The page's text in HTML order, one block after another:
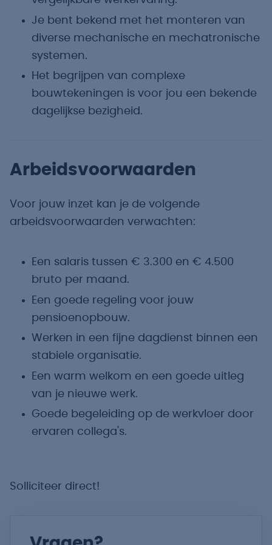
Je bent bekend met het monteren van
diverse mechanische en mechatronische
systemen.
Het begrijpen van complexe
bouwtekeningen is voor jou een bekende
dagelijkse bezigheid.
Arbeidsvoorwaarden
Voor jouw inzet kan je de volgende
arbeidsvoorwaarden verwachten:
Een salaris tussen € 3.300 en € 4.500
bruto per maand.
Een goede regeling voor jouw
pensioenopbouw.
Werken in een fijne dagdienst binnen een
stabiele organisatie.
Een warm welkom en een goede uitleg
van je nieuwe werk.
Goede begeleiding op de werkvloer door
ervaren collega's.
Solliciteer direct!